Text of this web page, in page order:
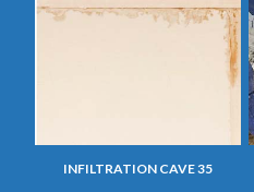
INFILTRATION CAVE 35